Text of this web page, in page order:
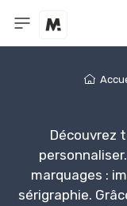
Découvrez
marquages :
sérigraphie.